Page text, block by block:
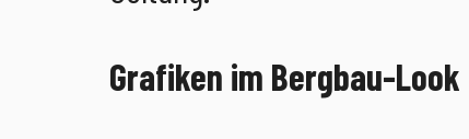
Grafiken im Bergbau-Look